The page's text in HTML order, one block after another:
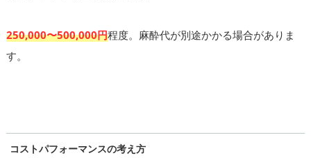
250,000〜500,000円程度。麻酔代が別途かかる場合がありま
す。
コストパフォーマンスの考え方